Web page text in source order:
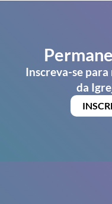
Inscreva-se
da